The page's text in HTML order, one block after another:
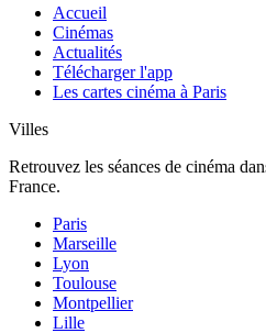
Accueil
Cinémas
Actualités
Télécharger l'app
Les cartes cinéma à Paris
Villes
Retrouvez les séances de cinéma
France.
Paris
Marseille
Lyon
Toulouse
Montpellier
Lille